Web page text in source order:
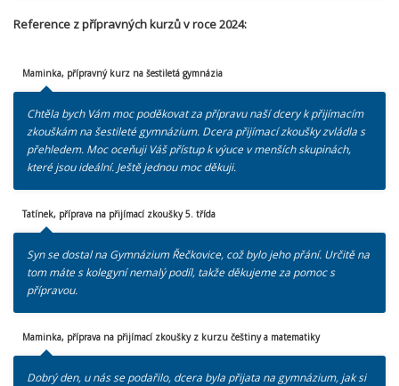
Reference z přípravných kurzů v roce 2024:
Maminka, přípravný kurz na šestiletá gymnázia
Chtěla bych Vám moc poděkovat za přípravu naší dcery k přijímacím
zkouškám na šestileté gymnázium. Dcera přijímací zkoušky zvládla s
přehledem. Moc oceňuji Váš přístup k výuce v menších skupinách,
které jsou ideální. Ještě jednou moc děkuji.
Tatínek, příprava na přijímací zkoušky 5. třída
Syn se dostal na Gymnázium Řečkovice, což bylo jeho přání. Určitě na
tom máte s kolegyní nemalý podíl, takže děkujeme za pomoc s
přípravou.
Maminka, příprava na přijímací zkoušky z kurzu češtiny a matematiky
Dobrý den, u nás se podařilo, dcera byla přijata na gymnázium, jak si